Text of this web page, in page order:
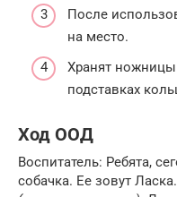
После
на место.
Хранят
подставках
Ход ООД
Воспитатель: Ребята,
собачка. Ее зовут